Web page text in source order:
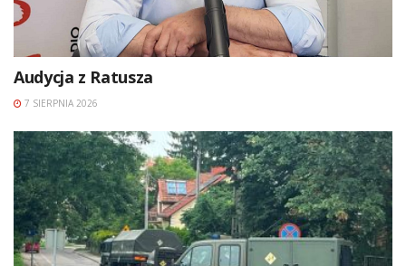
Audycja z Ratusza
7 SIERPNIA 2026